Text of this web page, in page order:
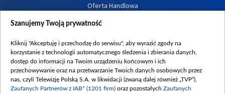
Oferta Handlowa
Dostępność
Procedura zgłoszeń wewnętrznych
Szanujemy Twoją prywatność
Kliknij "Akceptuję i przechodzę do serwisu", aby wyrazić zgody na
korzystanie z technologii automatycznego śledzenia i zbierania danych,
dostęp do informacji na Twoim urządzeniu końcowym i ich
przechowywanie oraz na przetwarzanie Twoich danych osobowych przez
nas, czyli Telewizję Polską S.A. w likwidacji (zwaną dalej również „TVP”),
Zaufanych Partnerów z IAB* (1201 firm) oraz pozostałych Zaufanych